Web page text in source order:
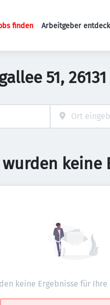
Haupt-Navigation
finden Arbeitgeber
51,
keine
keine Ergebnisse für Ihre